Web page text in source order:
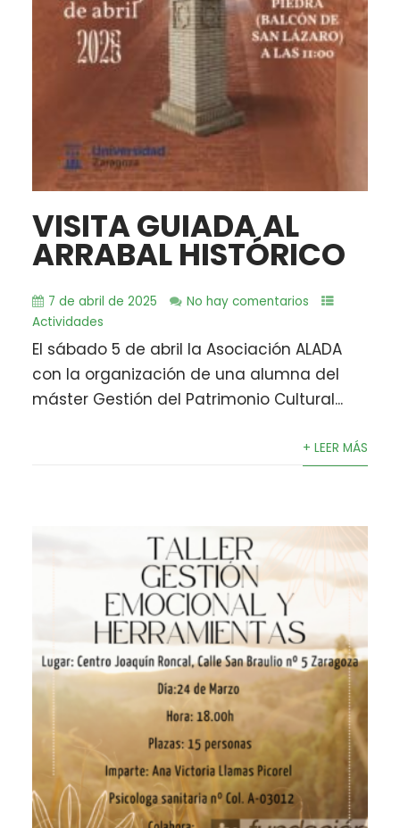
VISITA GUIADA AL
ARRABAL HISTÓRICO
7 de abril de 2025
No hay comentarios
Actividades
El sábado 5 de abril la Asociación ALADA
con la organización de una alumna del
máster Gestión del Patrimonio Cultural...
+ LEER MÁS